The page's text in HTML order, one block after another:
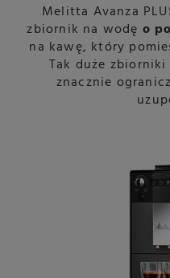
Melitta Avanza
zbiornik na wodę o
na kawę, który
Tak duże
znacznie